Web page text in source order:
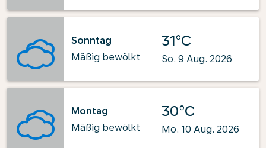
Sonntag
Mäßig bewölkt
31°C
So. 9 Aug. 2026
Montag
Mäßig bewölkt
30°C
Mo. 10 Aug. 2026